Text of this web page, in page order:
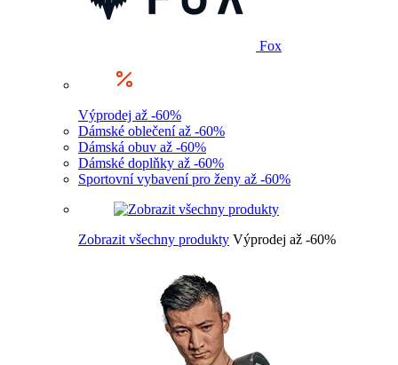
Fox
Výprodej až -60%
Dámské oblečení až -60%
Dámská obuv až -60%
Dámské doplňky až -60%
Sportovní vybavení pro ženy až -60%
Zobrazit všechny produkty Výprodej až -60%